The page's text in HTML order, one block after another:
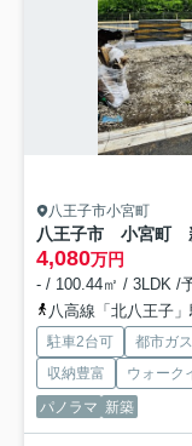
八王子市小宮町
八王子市 小宮町
4,080万円
- / 100.44㎡ / 3LDK /
八高線「北八王子
駐車2台可 都市ガス
収納豊富
ウォーク
パノラマ 新築